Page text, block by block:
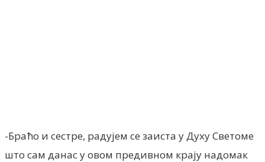
-Браћо и сестре, радујем се заиста у Духу Светоме
што сам данас у овом предивном крају надомак